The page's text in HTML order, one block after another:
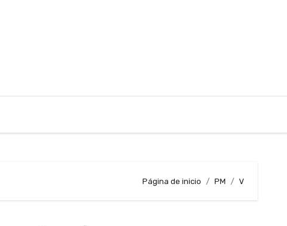
Página de inicio PM V